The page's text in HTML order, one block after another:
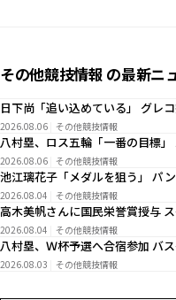
その他競技情報 の最新ニ
日下尚「追い込めている」 グレ
2026.08.06 その他競技情報
八村塁、ロス五輪「一番の目標
2026.08.06 その他競技情報
池江璃花子「メダルを狙う」 パ
2026.08.04 その他競技情報
高木美帆さんに国民栄誉賞授与
2026.08.04 その他競技情報
八村塁、Ｗ杯予選へ合宿参加 バ
2026.08.03 その他競技情報